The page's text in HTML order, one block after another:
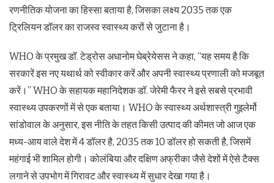
रणनीतिक योजना का हिस्सा बताया है, जिसका लक्ष्य 2035 तक एक
ट्रिलियन डॉलर का राजस्व स्वास्थ्य करों से जुटाना है।
WHO के प्रमुख डॉ. टेड्रोस अधानोम घेब्रेयेसस ने कहा, “यह समय है कि
सरकारें इस नए यथार्थ को स्वीकार करें और अपनी स्वास्थ्य प्रणाली को मजबूत
करें।” WHO के सहायक महानिदेशक डॉ. जेरेमी फैरर ने इसे सबसे प्रभावी
स्वास्थ्य उपकरणों में से एक बताया। WHO के स्वास्थ्य अर्थशास्त्री गुइलेर्मो
सांडोवाल के अनुसार, इस नीति के तहत किसी उत्पाद की कीमत जो आज एक
मध्य-आय वाले देश में 4 डॉलर है, 2035 तक 10 डॉलर हो सकती है, जिसमें
महंगाई भी शामिल होगी। कोलंबिया और दक्षिण अफ्रीका जैसे देशों में ऐसे टैक्स
लगाने से उपभोग में गिरावट और स्वास्थ्य में सुधार देखा गया है।